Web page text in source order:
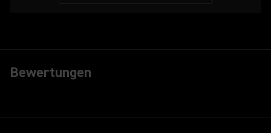
Bewertungen